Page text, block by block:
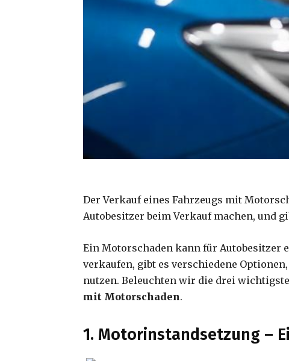
Der Verkauf eines Fahrzeugs mit
Autobesitzer beim Verkauf machen, und
Ein Motorschaden kann für Autobesitzer
verkaufen, gibt es verschiedene
nutzen. Beleuchten wir die drei
mit Motorschaden.
1. Motorinstandsetzung –